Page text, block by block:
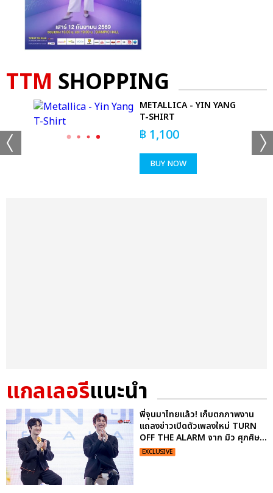
TTM SHOPPING
METALLICA - YIN YANG
T-SHIRT
฿ 1,100
BUY NOW
แกลเลอรีแนะนำ
พี่จุนมาไทยแล้ว! เก็บตกภาพงาน
แถลงข่าวเปิดตัวเพลงใหม่ TURN
OFF THE ALARM จาก มิว ศุภศิษ...
EXCLUSIVE